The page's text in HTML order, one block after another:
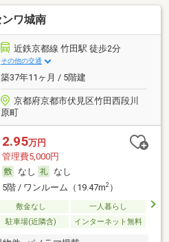
ワ城南
近鉄京都線 竹田駅 徒歩2分
その他の交通
築37年11ヶ月 / 5階建
京都府京都市伏見区竹田西段川
原町
2.95万円
管理費5,000円
なし
なし
5階 / ワンルーム（19.47m2）
敷金なし
一人暮らし
駐車場(近隣含) インターネット無料